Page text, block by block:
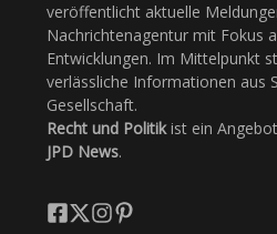
veröffentlicht aktuelle
Nachrichtenagentur mit Fokus
Entwicklungen. Im Mittelpunkt
verlässliche Informationen aus
Gesellschaft.
Recht und Politikist ein
JPD News.